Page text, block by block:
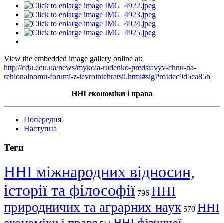
View the embedded image gallery online at:
http://cdu.edu.ua/news/mykola-rudenko-predstavyv-chnu-na-
rehionalnomu-forumi-z-ievrointehratsii.html#sigProIdcc9d5ea85b
ННІ економіки і права
Попередня
Наступна
Теги
ННІ міжнародних відносин,
історії та філософії 796 ННІ
природничих та аграрних наук 570 ННІ